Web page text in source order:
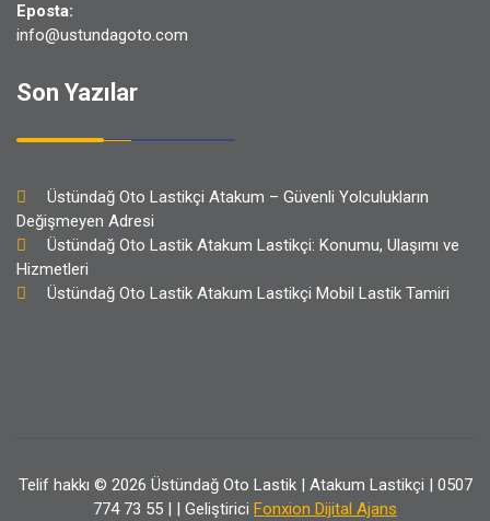
Eposta:
info@ustundagoto.com
Son Yazılar
Üstündağ Oto Lastikçi Atakum – Güvenli Yolculukların
Değişmeyen Adresi
Üstündağ Oto Lastik Atakum Lastikçi: Konumu, Ulaşımı ve
Hizmetleri
Üstündağ Oto Lastik Atakum Lastikçi Mobil Lastik Tamiri
Telif hakkı © 2026 Üstündağ Oto Lastik | Atakum Lastikçi | 0507
774 73 55 | | Geliştirici Fonxion Dijital Ajans